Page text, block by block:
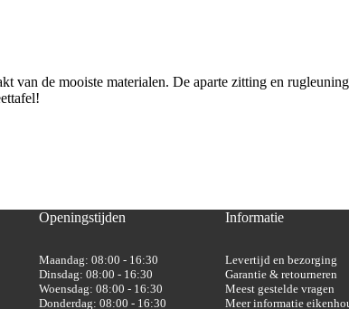
van de mooiste materialen. De aparte zitting en
Openingstijden
Maandag: 08:00 - 16:30
Dinsdag: 08:00 - 16:30
Woensdag: 08:00 - 16:30
Donderdag: 08:00 - 16:30
Informatie
Levertijd en bezorging
Garantie & retourneren
Meest gestelde vragen
Meer informatie